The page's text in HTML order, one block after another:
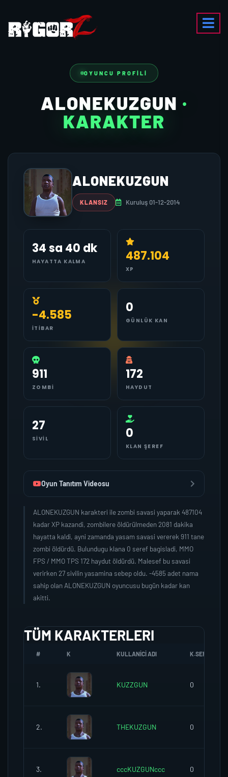
OYUNCU PROFILI
ALONEKUZGUN ·
KARAKTER
ALONEKUZGUN
KLANSIZ Kuruluş 01-12-2014
34 sa 40 dk
HAYATTA KALMA 487.104
XP
-4.585
İTIBAR
0
GÜNLÜK KAN
911
ZOMBI
172
HAYDUT
27
SIVIL 0
KLAN ŞEREF
Oyun Tanıtım Videosu
ALONEKUZGUN karakteri ile zombi savasi yaparak 487104
kadar XP kazandi, zombilere öldürülmeden 2081 dakika
hayatta kaldi, ayni zamanda yasam savasi vererek 911 tane
zombi öldürdü. Bulundugu klana 0 seref bagisladi, MMO
FPS / MMO TPS 172 haydut öldürdü. Malesef bu savasi
verirken 27 sivilin yasamina sebep oldu. -4585 adet nama
sahip olan ALONEKUZGUN oyuncusu bugün kadar kan
akitti.
TÜM KARAKTERLERI
# K KULLANICI ADI K.SEREFI
1. KUZZGUN 0
2. THEKUZGUN 0
3. cccKUZGUNccc 0